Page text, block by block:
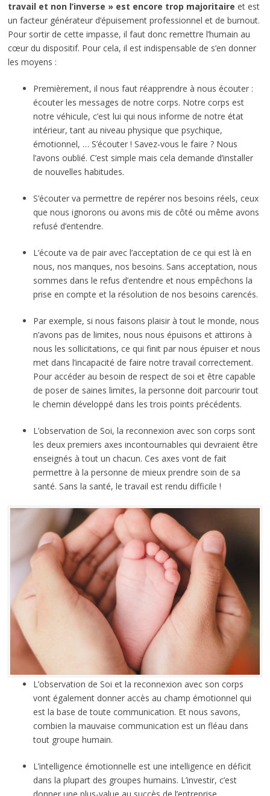
travail et non l’inverse » est encore trop majoritaire et est
un facteur générateur d’épuisement professionnel et de burnout.
Pour sortir de cette impasse, il faut donc remettre l’humain au
cœur du dispositif. Pour cela, il est indispensable de s’en donner
les moyens :
Premièrement, il nous faut réapprendre à nous écouter :
écouter les messages de notre corps. Notre corps est
notre véhicule, c’est lui qui nous informe de notre état
intérieur, tant au niveau physique que psychique,
émotionnel, … S’écouter ! Savez-vous le faire ? Nous
l’avons oublié. C’est simple mais cela demande d’installer
de nouvelles habitudes.
S’écouter va permettre de repérer nos besoins réels, ceux
que nous ignorons ou avons mis de côté ou même avons
refusé d’entendre.
L’écoute va de pair avec l’acceptation de ce qui est là en
nous, nos manques, nos besoins. Sans acceptation, nous
sommes dans le refus d’entendre et nous empêchons la
prise en compte et la résolution de nos besoins carencés.
Par exemple, si nous faisons plaisir à tout le monde, nous
n’avons pas de limites, nous nous épuisons et attirons à
nous les sollicitations, ce qui finit par nous épuiser et nous
met dans l’incapacité de faire notre travail correctement.
Pour accéder au besoin de respect de soi et être capable
de poser de saines limites, la personne doit parcourir tout
le chemin développé dans les trois points précédents.
L’observation de Soi, la reconnexion avec son corps sont
les deux premiers axes incontournables qui devraient être
enseignés à tout un chacun. Ces axes vont de fait
permettre à la personne de mieux prendre soin de sa
santé. Sans la santé, le travail est rendu difficile !
L’observation de Soi et la reconnexion avec son corps
vont également donner accès au champ émotionnel qui
est la base de toute communication. Et nous savons,
combien la mauvaise communication est un fléau dans
tout groupe humain.
L’intelligence émotionnelle est une intelligence en déficit
dans la plupart des groupes humains. L’investir, c’est